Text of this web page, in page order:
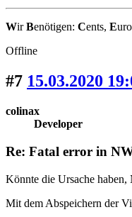
WirBenötigen: Cents, E
Offline
#7 15.03.2020
colinax
Developer
Re: Fatal error in
Könnte die Ursache
Mit dem Abspeichern der